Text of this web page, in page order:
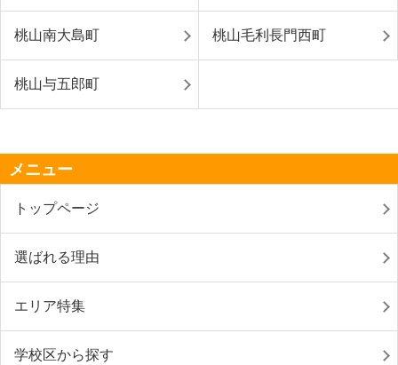
桃山南大島町 桃山毛利長門西町
桃山与五郎町
メニュー
トップページ
選ばれる理由
エリア特集
学校区から探す